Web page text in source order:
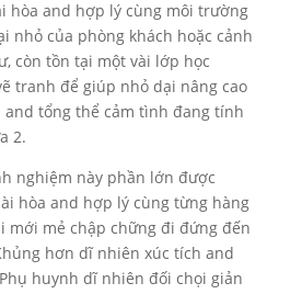
hòa and hợp lý cùng môi trường
nhỏ của phòng khách hoặc cảnh
còn tồn tại một vài lớp học
tranh để giúp nhỏ dại nâng cao
tổng thể cảm tình đang tính
2.
nghiệm này phần lớn được
hòa and hợp lý cùng từng hàng
mới mẻ chập chững đi đứng đến
hơn dĩ nhiên xúc tích and
huynh dĩ nhiên đối chọi giản